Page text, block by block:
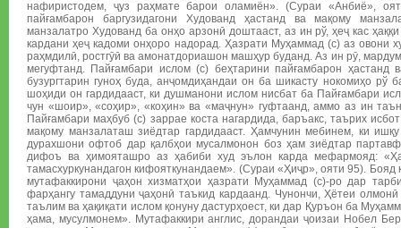
нафиристодем, ҷуз раҳмате барои оламиён». (Сураи «Анбиё»,
пайғамбарон баргузидагони Худованд ҳастанд ва мақому
манзалатро Худованд ба онҳо арзонӣ доштааст, аз ин рў, ҳеҷ кас
кардани ҳеҷ кадоми онҳоро надорад. Ҳазрати Муҳаммад (с) аз овони
раҳмдилӣ, ростгӯӣ ва амонатдориашон машҳур буданд. Аз ин рӯ,
мегуфтанд. Пайғамбари ислом (с) беҳтарини пайғамбарон ҳастанд
бузургтарин гуноҳ буда, анҷомдиҳандаи он ба шикасту нокомиҳо рў
шоҳиди он гардидааст, ки душманони ислом нисбат ба Пайғамбари
чун «шоир», «соҳир», «коҳин» ва «маҷнун» гуфтаанд, аммо аз ин
Пайғамбари маҳбуб (с) заррае коста нагардида, баръакс, таърих
мақому манзалаташ зиёдтар гардидааст. Ҳамчунин мебинем, ки
дурахшони офтоб дар қалбҳои мусалмонон боз ҳам зиёдтар
дифоъ ва ҳимояташро аз ҳабиби худ эълон карда мефармояд:
тамасхуркунандагон кифояткунандаем». (Сураи «Ҳиҷр», ояти 95). Бояд
мутафаккирони ҷаҳон хизматҳои ҳазрати Муҳаммад (с)-ро дар
фарҳангу тамаддуни ҷаҳонӣ таъкид кардаанд. Чунончи, Ҳётеи
таълим ва ҳақиқати ислом қонуну дастурҳоест, ки дар Қуръон ба
ҳама, мусулмонем». Мутафаккири англис, дорандаи ҷоизаи Нобел